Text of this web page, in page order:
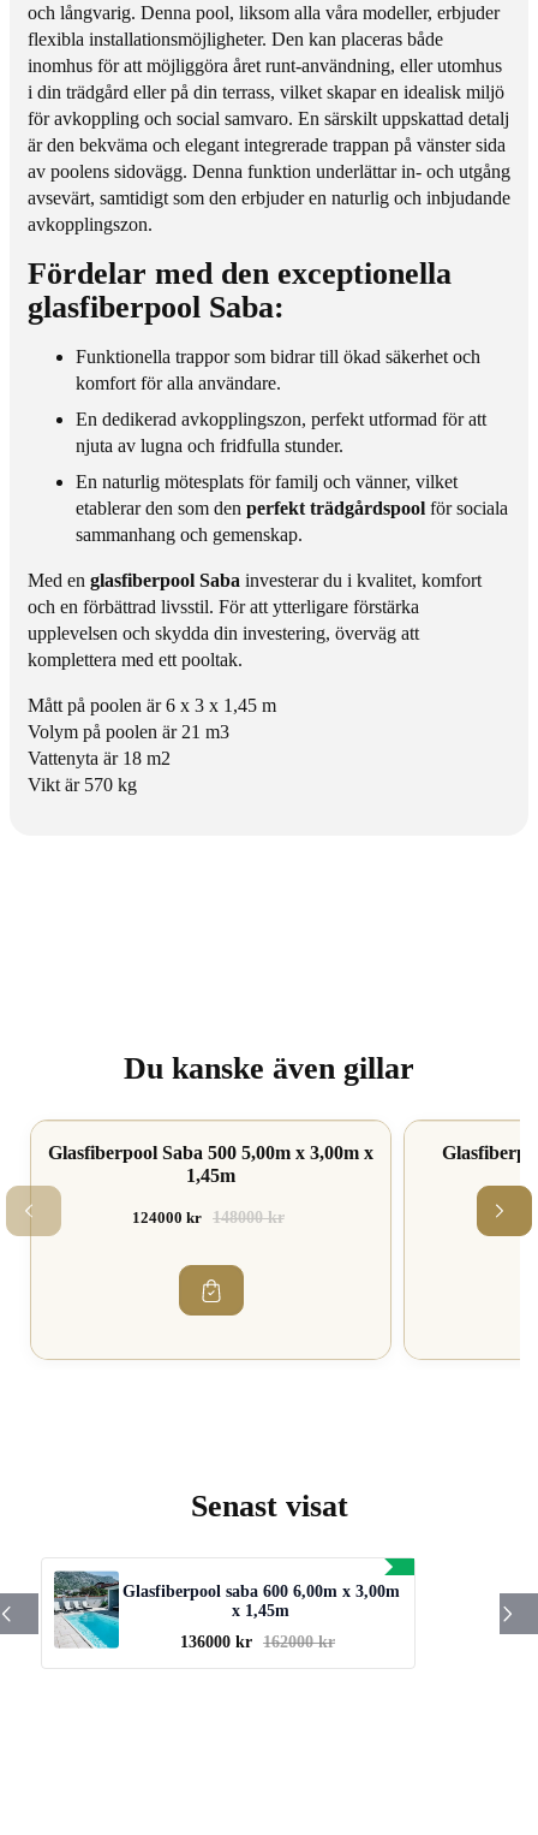
6
0
0
6
,
0
0
m
x
3
,
0
0
1
4
6
,
0
0
m
x
3
,
och långvarig. Denna pool, liksom alla våra modeller, erbjuder
flexibla installationsmöjligheter. Den kan placeras både
inomhus för att möjliggöra året runt-användning, eller utomhus
i din trädgård eller på din terrass, vilket skapar en idealisk miljö
för avkoppling och social samvaro. En särskilt uppskattad detalj
är den bekväma och elegant integrerade trappan på vänster sida
av poolens sidovägg. Denna funktion underlättar in- och utgång
avsevärt, samtidigt som den erbjuder en naturlig och inbjudande
avkopplingszon.
Fördelar med den exceptionella
glasfiberpool Saba:
Funktionella trappor som bidrar till ökad säkerhet och
komfort för alla användare.
En dedikerad avkopplingszon, perfekt utformad för att
njuta av lugna och fridfulla stunder.
En naturlig mötesplats för familj och vänner, vilket
etablerar den som den perfekt trädgårdspool för sociala
sammanhang och gemenskap.
Med en glasfiberpool Saba investerar du i kvalitet, komfort
och en förbättrad livsstil. För att ytterligare förstärka
upplevelsen och skydda din investering, överväg att
komplettera med ettpooltak.
Mått på poolen är 6 x 3 x 1,45 m
Volym på poolen är 21 m3
Vattenyta är 18 m2
Vikt är 570 kg
Du kanske även gillar
Spara 16%
Glasfiberpool Saba 500 5,00m x 3,00m x
1,45m
124000 kr 148000 kr
Spara 16%
Senast visat
Glasfiberpool saba 600 6,00m x 3,00m
x 1,45m
136000 kr
162000 kr